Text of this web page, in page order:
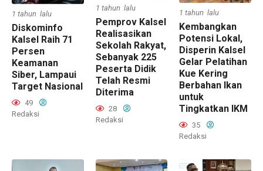
1 tahun lalu
Diskominfo
Kalsel Raih 71
Persen
Keamanan
Siber, Lampaui
Target Nasional
49
Redaksi
1 tahun lalu
Pemprov Kalsel
Realisasikan
Sekolah Rakyat,
Sebanyak 225
Peserta Didik
Telah Resmi
Diterima
28
Redaksi
1 tahun lalu
Kembangkan
Potensi Lokal,
Disperin Kalsel
Gelar Pelatihan
Kue Kering
Berbahan Ikan
untuk
Tingkatkan IKM
35
Redaksi